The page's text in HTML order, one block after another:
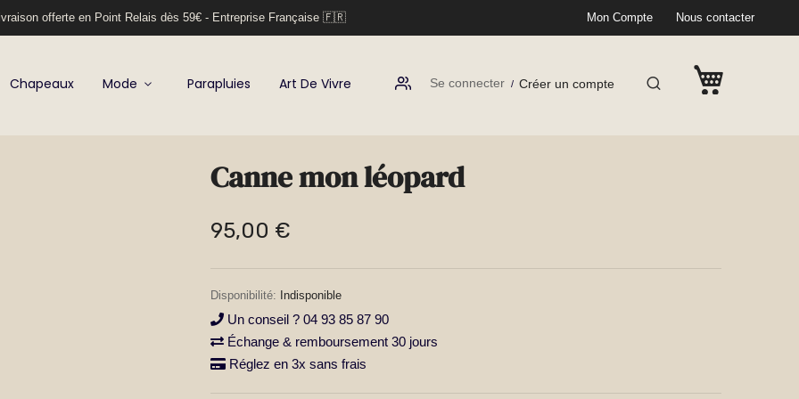
offerte en Point Relais dès 59€ - Entreprise Française 🇫🇷 Mon Compte Nous contacter
Chapeaux Mode Parapluies Art De Vivre Se connecter Créer un compte
Canne mon léopard
95,00 €
Indisponible
Un conseil ? 04 93 85 87 90
Échange & remboursement 30 jours
Réglez en 3x sans frais